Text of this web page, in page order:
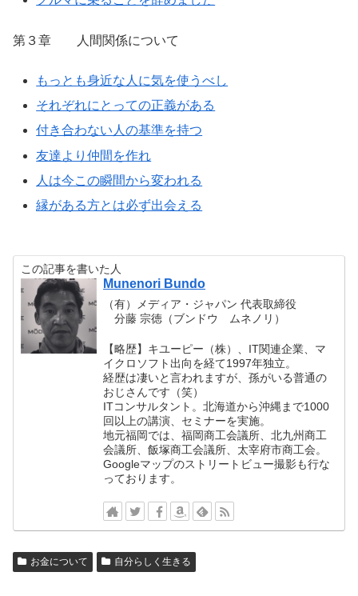
第３章 人間関係について
もっとも身近な人に気を使うべし
それぞれにとっての正義がある
付き合わない人の基準を持つ
友達より仲間を作れ
人は今この瞬間から変われる
縁がある方とは必ず出会える
この記事を書いた人
Munenori Bundo
（有）メディア・ジャパン 代表取締役
分藤 宗徳（ブンドウ ムネノリ）
【略歴】キユーピー（株）、IT関連企業、マ
イクロソフト出向を経て1997年独立。
経歴は凄いと言われますが、孫がいる普通の
おじさんです（笑）
ITコンサルタント。北海道から沖縄まで1000
回以上の講演、セミナーを実施。
地元福岡では、福岡商工会議所、北九州商工
会議所、飯塚商工会議所、太宰府市商工会。
Googleマップのストリートビュー撮影も行な
っております。
お金について 自分らしく生きる